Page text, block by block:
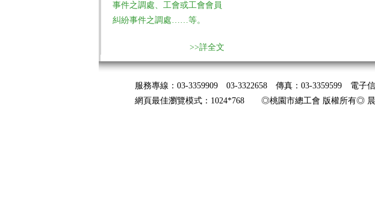
事件之調處、工會或工會會員
糾紛事件之調處……等。
>>詳全文
服務專線：03-3359909 03-3322658 傳真：03-3359599 電子信
網頁最佳瀏覽模式：1024*768 ◎桃園市總工會 版權所有◎ 晨